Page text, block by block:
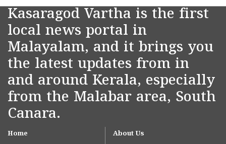
Kasaragod Vartha is the first
local news portal in
Malayalam, and it brings you
the latest updates from in
and around Kerala, especially
from the Malabar area, South
Canara.
Home About Us